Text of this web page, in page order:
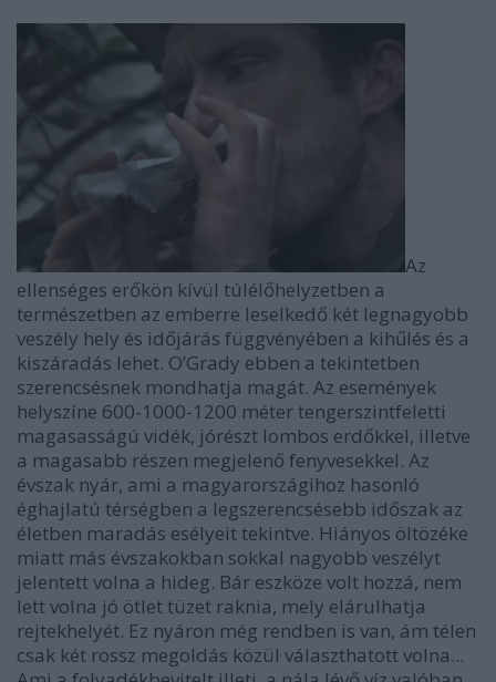
Az
ellenséges erőkön kívül túlélőhelyzetben a
természetben az emberre leselkedő két legnagyobb
veszély hely és időjárás függvényében a kihűlés és a
kiszáradás lehet. O’Grady ebben a tekintetben
szerencsésnek mondhatja magát. Az események
helyszíne 600-1000-1200 méter tengerszintfeletti
magasasságú vidék, jórészt lombos erdőkkel, illetve
a magasabb részen megjelenő fenyvesekkel. Az
évszak nyár, ami a magyarországihoz hasonló
éghajlatú térségben a legszerencsésebb időszak az
életben maradás esélyeit tekintve. Hiányos öltözéke
miatt más évszakokban sokkal nagyobb veszélyt
jelentett volna a hideg. Bár eszköze volt hozzá, nem
lett volna jó ötlet tüzet raknia, mely elárulhatja
rejtekhelyét. Ez nyáron még rendben is van, ám télen
csak két rossz megoldás közül választhatott volna...